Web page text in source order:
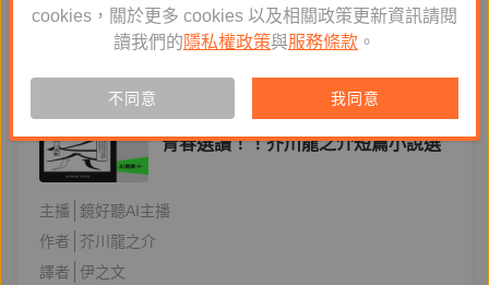
青春選讀 新到舊 舊到新
有聲書
青春選讀！！芥川龍之介短篇小說選
主播
鏡好聽AI主播
作者
芥川龍之介
譯者
伊之文
cookies，關於更多 cookies 以及相關政策更新資訊請閱
讀我們的 隱私權政策與服務條款 。
不同意 我同意